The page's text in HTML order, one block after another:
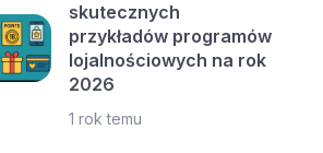
skutecznych
przykładów programów
lojalnościowych na rok
2026
1 rok temu